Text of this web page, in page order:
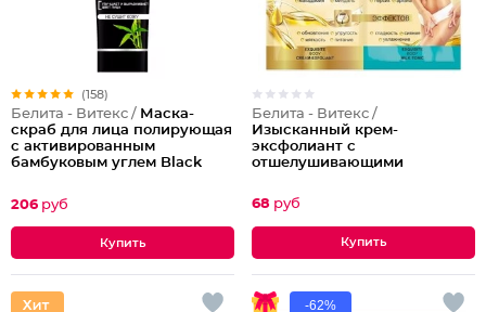
(158)
Белита - Витекс / Маска-
скраб для лица полирующая
с активированным
бамбуковым углем Black
206 руб
Белита - Витекс /
Изысканный крем-
эксфолиант с
отшелушивающими
изысканное молочко-тоник с
драгоценными маслами
68 руб
-62%